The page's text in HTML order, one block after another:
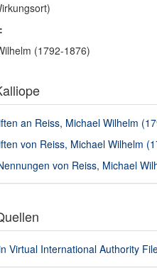
(1792-1876)
an Reiss, Michael Wilhelm
von Reiss, Michael Wilhelm
von Reiss, Michael
Virtual International Authority